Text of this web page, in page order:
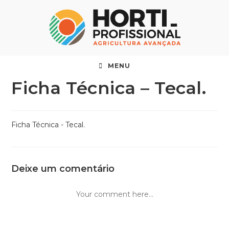
MENU
Ficha Técnica – Tecal.
Ficha Técnica - Tecal.
Deixe um comentário